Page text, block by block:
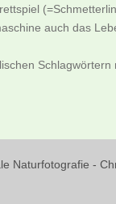
auch das
Naturfotografie -